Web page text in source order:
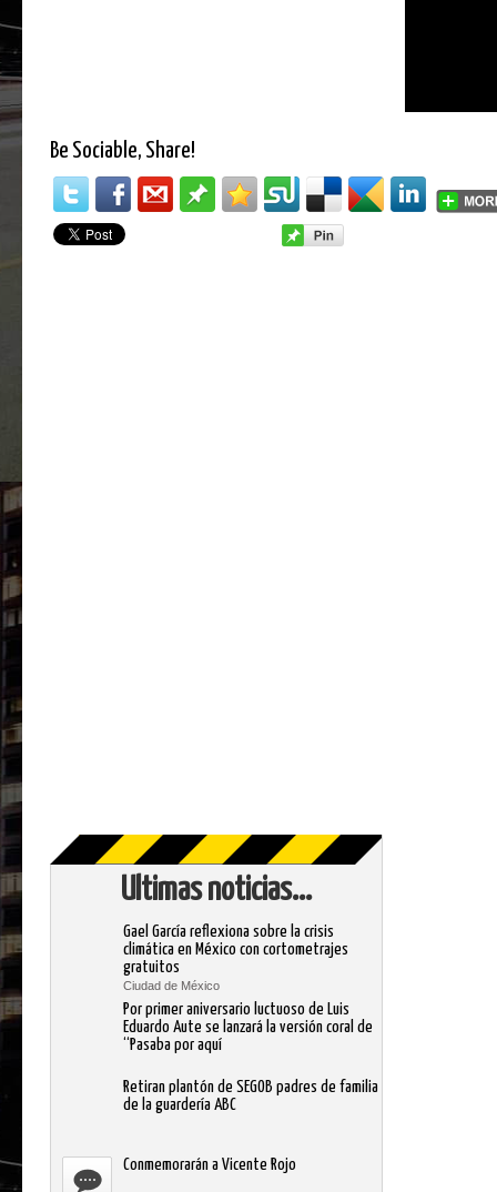
Be Sociable, Share!
Ultimas noticias...
Gael García reflexiona sobre la crisis
climática en México con cortometrajes
gratuitos
Ciudad de México
Por primer aniversario luctuoso de Luis
Eduardo Aute se lanzará la versión coral de
“Pasaba por aquí
Retiran plantón de SEGOB padres de familia
de la guardería ABC
Conmemorarán a Vicente Rojo